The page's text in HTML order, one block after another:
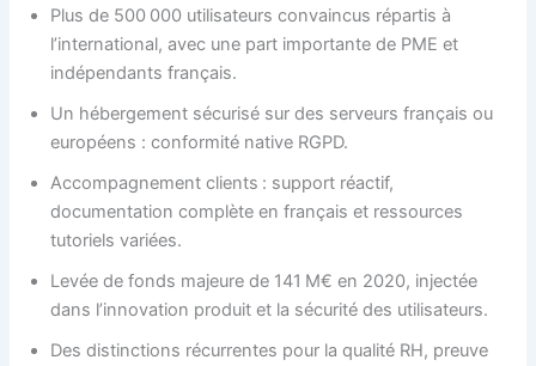
Plus de 500 000 utilisateurs convaincus répartis à
l’international, avec une part importante de PME et
indépendants français.
Un hébergement sécurisé sur des serveurs français ou
européens : conformité native RGPD.
Accompagnement clients : support réactif,
documentation complète en français et ressources
tutoriels variées.
Levée de fonds majeure de 141 M€ en 2020, injectée
dans l’innovation produit et la sécurité des utilisateurs.
Des distinctions récurrentes pour la qualité RH, preuve